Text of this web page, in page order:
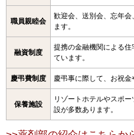
職員親睦会
歓迎会、送別会、忘年会
ます。
融資制度
提携の金融機関による
ています。
慶弔費制度 慶弔事に際して、お祝金
保養施設
リゾートホテルやスポ
設が多数あります。